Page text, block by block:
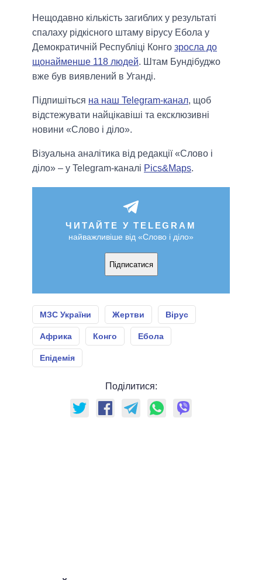
Нещодавно кількість загиблих у результаті
спалаху рідкісного штаму вірусу Ебола у
Демократичній Республіці Конго зросла до
щонайменше 118 людей. Штам Бундібуджо
вже був виявлений в Уганді.
Підпишіться на наш Telegram-канал, щоб
відстежувати найцікавіші та ексклюзивні
новини «Слово і діло».
Візуальна аналітика від редакції «Слово і
діло» – у Telegram-каналі Pics&Maps.
ЧИТАЙТЕ У TELEGRAM
найважливіше від «Слово і діло»
Підписатися
МЗС України Жертви Вірус
Африка Конго Ебола
Епідемія
Поділитися: